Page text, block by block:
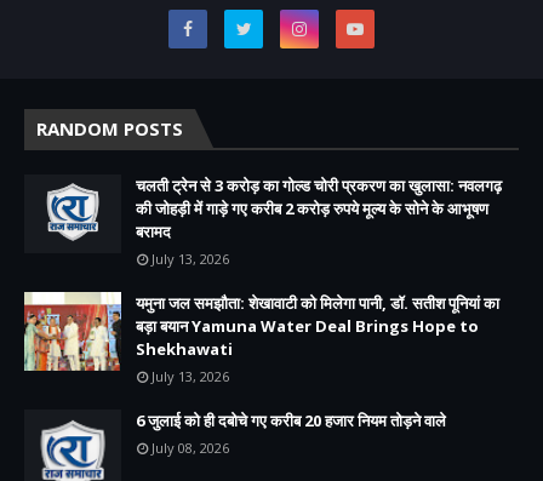
RANDOM POSTS
चलती ट्रेन से 3 करोड़ का गोल्ड चोरी प्रकरण का खुलासा: नवलगढ़
की जोहड़ी में गाड़े गए करीब 2 करोड़ रुपये मूल्य के सोने के आभूषण
बरामद
July 13, 2026
यमुना जल समझौता: शेखावाटी को मिलेगा पानी, डॉ. सतीश पूनियां का
बड़ा बयान Yamuna Water Deal Brings Hope to
Shekhawati
July 13, 2026
6 जुलाई को ही दबोचे गए करीब 20 हजार नियम तोड़ने वाले
July 08, 2026